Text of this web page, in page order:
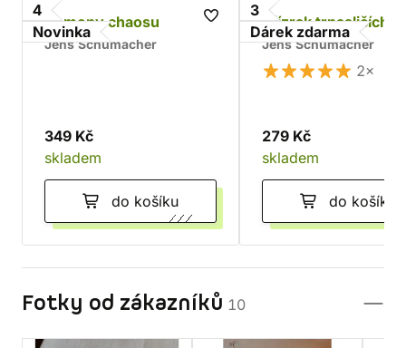
4
Novinka
Kameny chaosu
Jens Schumacher
349 Kč
skladem
do košíku
3
Dárek zdarma
Přízrak trpasličích
Jens Schumacher
2×
279 Kč
skladem
do košíku
Fotky od zákazníků 10